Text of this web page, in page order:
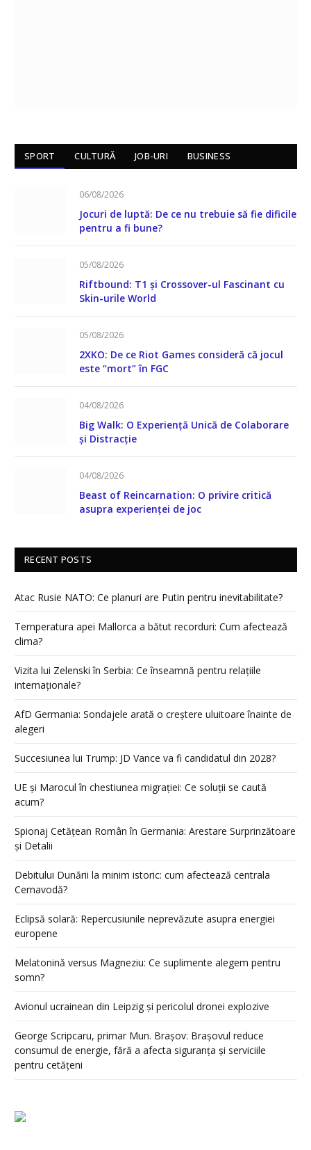
SPORT CULTURĂ JOB-URI BUSINESS
06/08/2026
Jocuri de luptă: De ce nu trebuie să fie dificile
pentru a fi bune?
05/08/2026
Riftbound: T1 și Crossover-ul Fascinant cu
Skin-urile World
05/08/2026
2XKO: De ce Riot Games consideră că jocul
este “mort” în FGC
04/08/2026
Big Walk: O Experiență Unică de Colaborare
și Distracție
04/08/2026
Beast of Reincarnation: O privire critică
asupra experienței de joc
RECENT POSTS
Atac Rusie NATO: Ce planuri are Putin pentru inevitabilitate?
Temperatura apei Mallorca a bătut recorduri: Cum afectează
clima?
Vizita lui Zelenski în Serbia: Ce înseamnă pentru relațiile
internaționale?
AfD Germania: Sondajele arată o creștere uluitoare înainte de
alegeri
Succesiunea lui Trump: JD Vance va fi candidatul din 2028?
UE și Marocul în chestiunea migrației: Ce soluții se caută
acum?
Spionaj Cetățean Român în Germania: Arestare Surprinzătoare
și Detalii
Debitului Dunării la minim istoric: cum afectează centrala
Cernavodă?
Eclipsă solară: Repercusiunile neprevăzute asupra energiei
europene
Melatonină versus Magneziu: Ce suplimente alegem pentru
somn?
Avionul ucrainean din Leipzig și pericolul dronei explozive
George Scripcaru, primar Mun. Brașov: Brașovul reduce
consumul de energie, fără a afecta siguranța și serviciile
pentru cetățeni